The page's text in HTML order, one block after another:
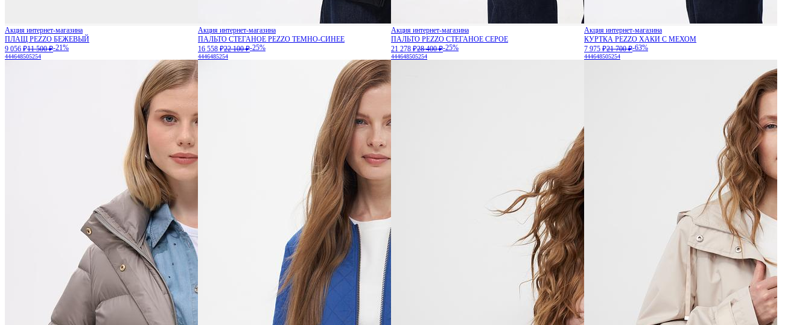
Акция интернет-магазина
ПЛАЩ PEZZO БЕЖЕВЫЙ
9 056 ₽11 500 ₽-21%
444648505254
Акция интернет-магазина
ПАЛЬТО СТЕГАНОЕ PEZZO ТЕМНО-СИНЕЕ
16 558 ₽22 100 ₽-25%
4446485254
Акция интернет-магазина
ПАЛЬТО PEZZO СТЕГАНОЕ СЕРОЕ
21 278 ₽28 400 ₽-25%
444648505254
Акция интернет-магазина
КУРТКА PEZZO ХАКИ С МЕХОМ
7 975 ₽21 700 ₽-63%
444648505254